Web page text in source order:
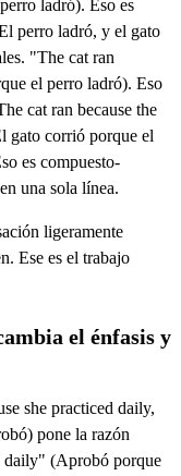
ladró). Eso es
perro ladró, y el gato
"The cat ran
el perro ladró). Eso
cat ran because the
gato corrió porque el
es compuesto-
una sola línea.
ligeramente
Ese es el trabajo
el énfasis y
she practiced daily,
pone la razón
daily" (Aprobó porque